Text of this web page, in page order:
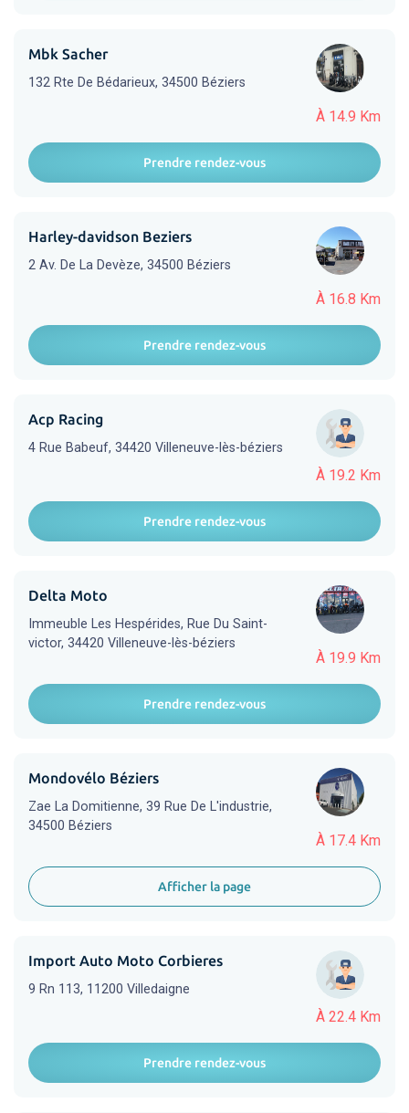
À 14.9 Km
Mbk Sacher
132 Rte De Bédarieux, 34500 Béziers
Prendre rendez-vous
À 16.8 Km
Harley-davidson Beziers
2 Av. De La Devèze, 34500 Béziers
Prendre rendez-vous
À 19.2 Km
Acp Racing
4 Rue Babeuf, 34420 Villeneuve-lès-béziers
Prendre rendez-vous
À 19.9 Km
Delta Moto
Immeuble Les Hespérides, Rue Du Saint-
victor, 34420 Villeneuve-lès-béziers
Prendre rendez-vous
À 17.4 Km
Mondovélo Béziers
Zae La Domitienne, 39 Rue De L'industrie,
34500 Béziers
Afficher la page
À 22.4 Km
Import Auto Moto Corbieres
9 Rn 113, 11200 Villedaigne
Prendre rendez-vous